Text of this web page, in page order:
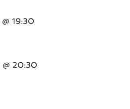
@ 19:30
@ 20:30